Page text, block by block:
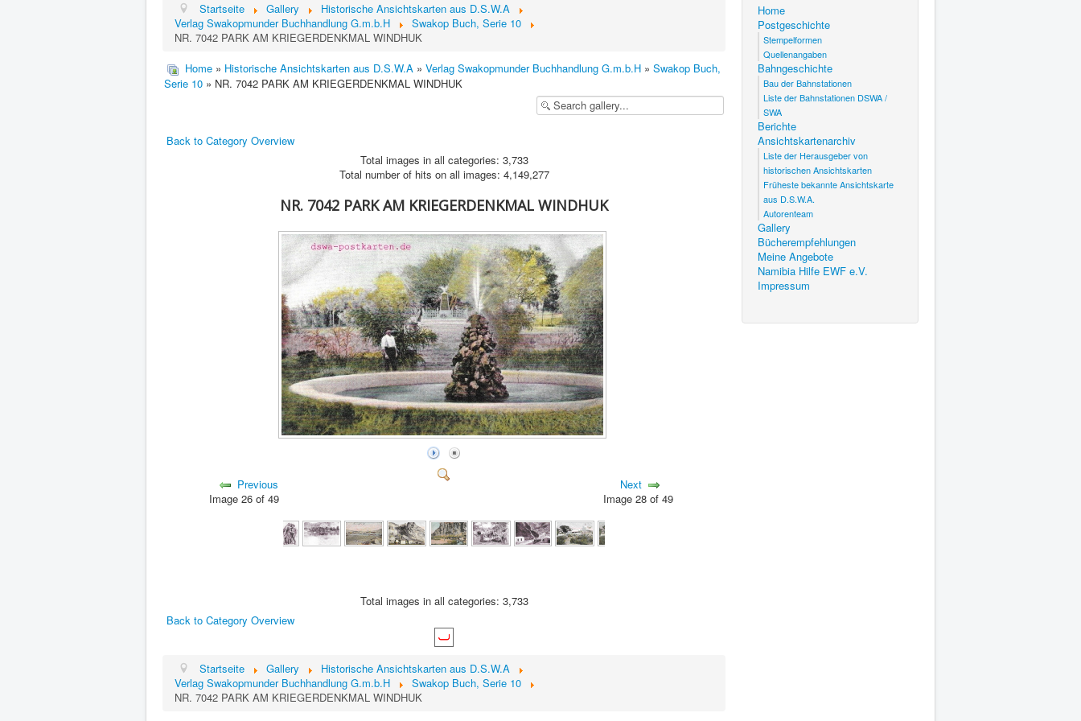
Startseite Gallery
Historische Ansichtskarten aus D.S.W.A
Verlag Swakopmunder Buchhandlung G.m.b.H
Swakop Buch, Serie 10
NR. 7042 PARK AM KRIEGERDENKMAL WINDHUK
Home » Historische Ansichtskarten aus D.S.W.A » Verlag Swakopmunder Buchhandlung G.m.b.H » Swakop Buch,
Serie 10 » NR. 7042 PARK AM KRIEGERDENKMAL WINDHUK
Back to Category Overview
Total images in all categories: 3,733
Total number of hits on all images: 4,149,277
NR. 7042 PARK AM KRIEGERDENKMAL WINDHUK
Previous
Image 26 of 49
Next
Image 28 of 49
Total images in all categories: 3,733
Back to Category Overview
Startseite Gallery
Historische Ansichtskarten aus D.S.W.A
Verlag Swakopmunder Buchhandlung G.m.b.H
Swakop Buch, Serie 10
NR. 7042 PARK AM KRIEGERDENKMAL WINDHUK
Home
Postgeschichte
Stempelformen
Quellenangaben
Bahngeschichte
Bau der Bahnstationen
Liste der Bahnstationen DSWA /
SWA
Berichte
Ansichtskartenarchiv
Liste der Herausgeber von
historischen Ansichtskarten
Früheste bekannte Ansichtskarte
aus D.S.W.A.
Autorenteam
Gallery
Bücherempfehlungen
Meine Angebote
Namibia Hilfe EWF e.V.
Impressum